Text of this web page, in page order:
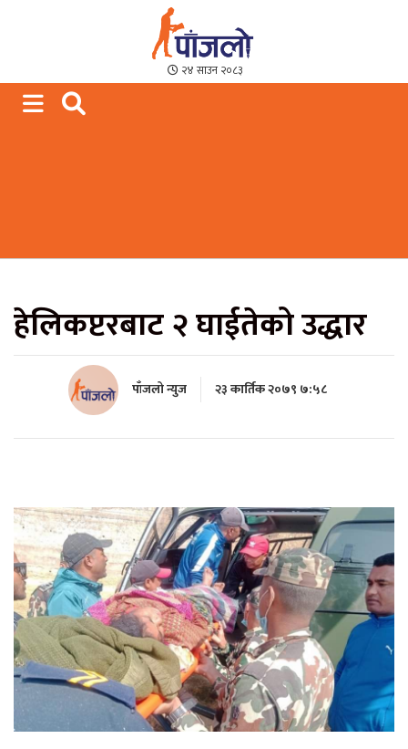
Paajalo News
We are from Far West Nepal
२४ साउन २०८३
हेलिकप्टरबाट २ घाईतेको उद्धार
पाँजलो न्युज २३ कार्तिक २०७९ ७:५८